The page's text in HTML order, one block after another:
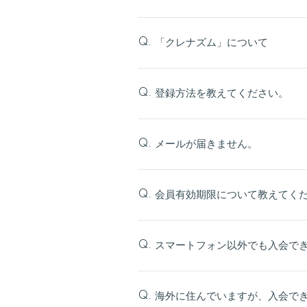
Q. 「クレナズム」について
Q. 登録方法を教えてください。
Q. メールが届きません。
Q. 会員有効期限について教えてくだ
Q. スマートフォン以外でも入会で
Q. 海外に住んでいますが、入会で